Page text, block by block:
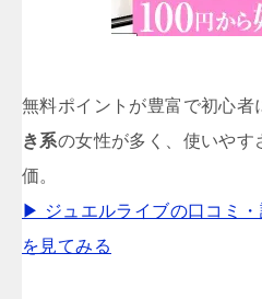
無料ポイントが豊富で初心者
き系の女性が多く、使いやす
価。
▶ ジュエルライブの口コミ
を見てみる